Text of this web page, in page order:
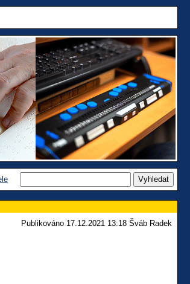
Publikováno 17.12.2021 13:18 Šváb Radek